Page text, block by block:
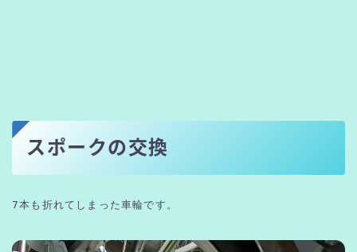
スポークの交換
7本も折れてしまった車輪です。